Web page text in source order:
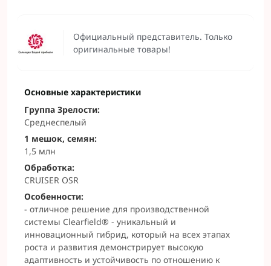
Официальный представитель. Только
оригинальные товары!
Основные характеристики
Группа Зрелости:
Среднеспелый
1 мешок, семян:
1,5 млн
Обработка:
CRUISER OSR
Особенности:
- отличное решение для производственной
системы Clearfield® - уникальный и
инновационный гибрид, который на всех этапах
роста и развития демонстрирует высокую
адаптивность и устойчивость по отношению к